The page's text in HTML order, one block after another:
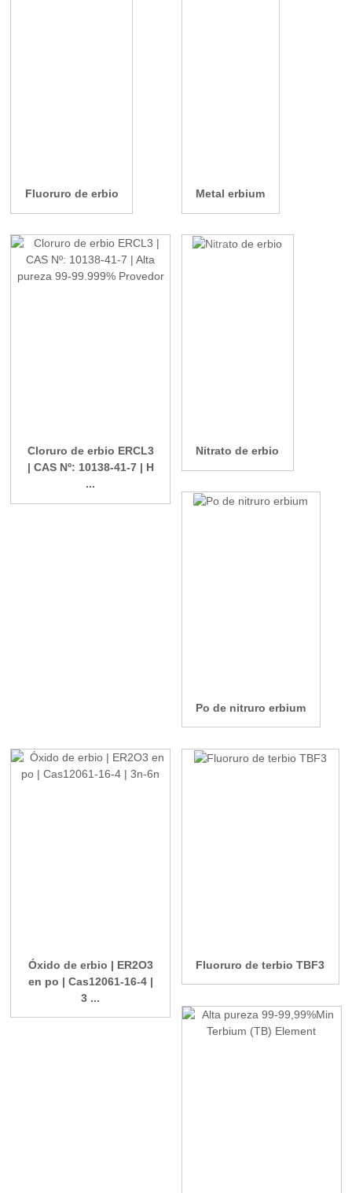
Fluoruro de erbio Metal erbium
Cloruro de erbio ERCL3
| CAS Nº: 10138-41-7 | H
...
Nitrato de erbio
Po de nitruro erbium
Óxido de erbio | ER2O3
en po | Cas12061-16-4 |
3 ...
Fluoruro de terbio TBF3